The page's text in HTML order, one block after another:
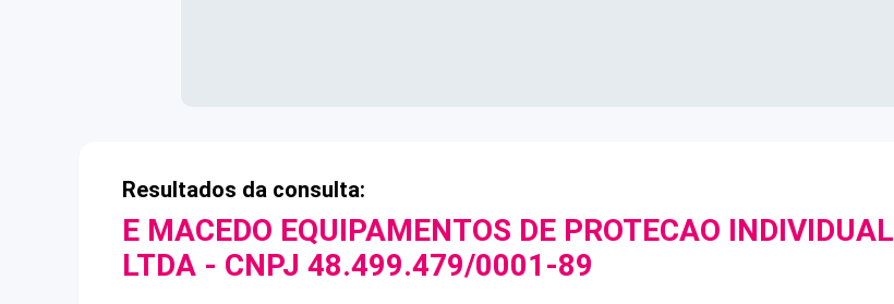
Resultados da consulta:
E MACEDO EQUIPAMENTOS DE PROTECAO INDIVIDUAL
LTDA - CNPJ 48.499.479/0001-89